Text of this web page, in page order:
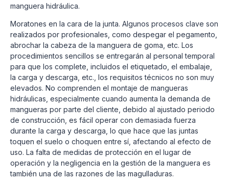
manguera hidráulica.
Moratones en la cara de la junta. Algunos procesos clave son
realizados por profesionales, como despegar el pegamento,
abrochar la cabeza de la manguera de goma, etc. Los
procedimientos sencillos se entregarán al personal temporal
para que los complete, incluidos el etiquetado, el embalaje,
la carga y descarga, etc., los requisitos técnicos no son muy
elevados. No comprenden el montaje de mangueras
hidráulicas, especialmente cuando aumenta la demanda de
mangueras por parte del cliente, debido al ajustado periodo
de construcción, es fácil operar con demasiada fuerza
durante la carga y descarga, lo que hace que las juntas
toquen el suelo o choquen entre sí, afectando al efecto de
uso. La falta de medidas de protección en el lugar de
operación y la negligencia en la gestión de la manguera es
también una de las razones de las magulladuras.